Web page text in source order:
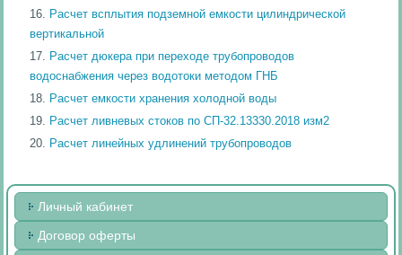
Расчет всплытия подземной емкости цилиндрической
вертикальной
Расчет дюкера при переходе трубопроводов
водоснабжения через водотоки методом ГНБ
Расчет емкости хранения холодной воды
Расчет ливневых стоков по СП-32.13330.2018 изм2
Расчет линейных удлинений трубопроводов
Личный кабинет
Договор оферты